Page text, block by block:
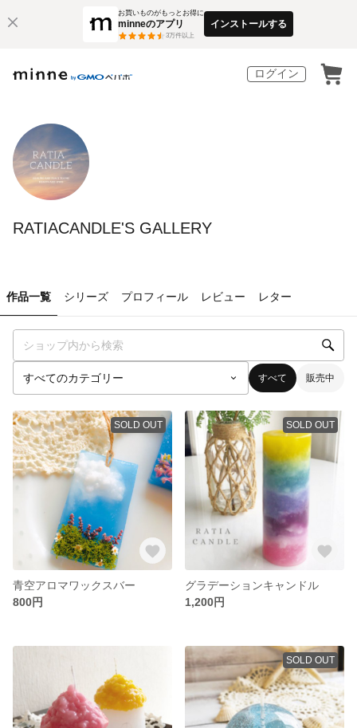
お買いものがもっとお得に
minneのアプリ
3万件以上
インストールする
ログイン
RATIACANDLE'S GALLERY
作品一覧 シリーズ プロフィール レビュー レター
すべて 販売中
SOLD OUT
青空アロマワックスバー
800円
SOLD OUT
グラデーションキャンドル
1,200円
SOLD OUT